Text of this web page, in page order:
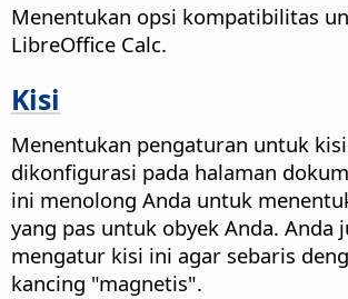
Menentukan opsi kompatibilitas
LibreOffice Calc.
Kisi
Menentukan pengaturan untuk
dikonfigurasi pada halaman
ini menolong Anda untuk
yang pas untuk obyek Anda. Anda
mengatur kisi ini agar sebaris
kancing "magnetis".